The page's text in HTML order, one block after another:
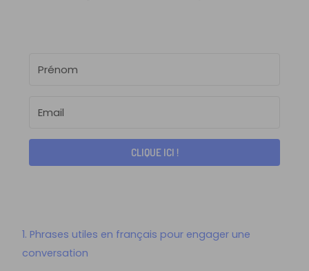
CLIQUE ICI !
1. Phrases utiles en français pour engager une
conversation